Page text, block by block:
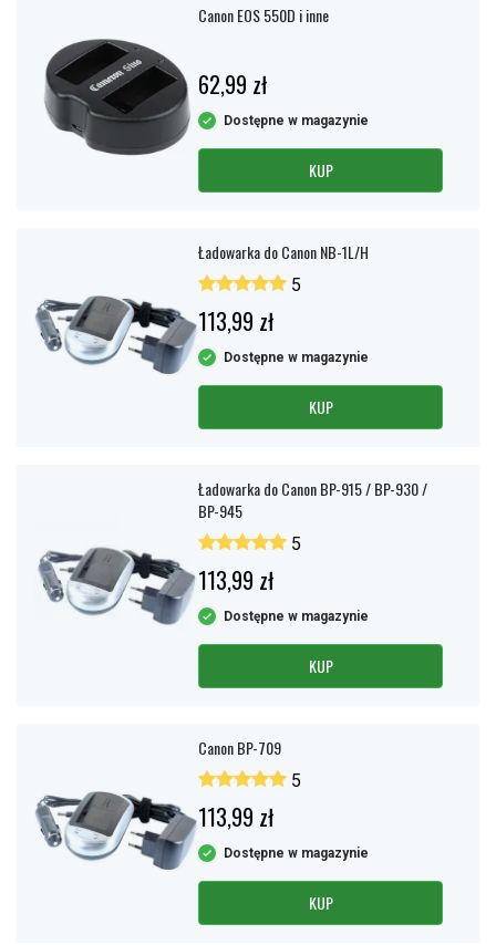
Canon EOS 550D i inne
62,99 zł
Dostępne w magazynie
KUP
Ładowarka do Canon NB-1L/H
5
113,99 zł
Dostępne w magazynie
KUP
Ładowarka do Canon BP-915 / BP-930 /
BP-945
5
113,99 zł
Dostępne w magazynie
KUP
Canon BP-709
5
113,99 zł
Dostępne w magazynie
KUP